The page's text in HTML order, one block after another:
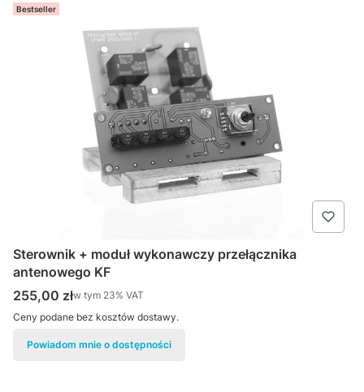
Bestseller
Sterownik + moduł wykonawczy przełącznika
antenowego KF
Cena brutto
255,00 złw tym %s VAT
w tym 23% VAT
Ceny podane bez kosztów dostawy.
Powiadom mnie o dostępności